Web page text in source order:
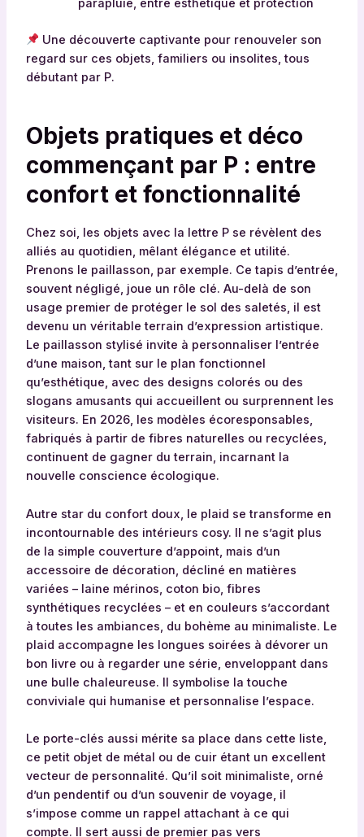
parapluie, entre esthétique et protection
Une découverte captivante pour renouveler son
regard sur ces objets, familiers ou insolites, tous
débutant par P.
Objets pratiques et déco
commençant par P : entre
confort et fonctionnalité
Chez soi, les objets avec la lettre P se révèlent des
alliés au quotidien, mêlant élégance et utilité.
Prenons le paillasson, par exemple. Ce tapis d’entrée,
souvent négligé, joue un rôle clé. Au-delà de son
usage premier de protéger le sol des saletés, il est
devenu un véritable terrain d’expression artistique.
Le paillasson stylisé invite à personnaliser l’entrée
d’une maison, tant sur le plan fonctionnel
qu’esthétique, avec des designs colorés ou des
slogans amusants qui accueillent ou surprennent les
visiteurs. En 2026, les modèles écoresponsables,
fabriqués à partir de fibres naturelles ou recyclées,
continuent de gagner du terrain, incarnant la
nouvelle conscience écologique.
Autre star du confort doux, le plaid se transforme en
incontournable des intérieurs cosy. Il ne s’agit plus
de la simple couverture d’appoint, mais d’un
accessoire de décoration, décliné en matières
variées – laine mérinos, coton bio, fibres
synthétiques recyclées – et en couleurs s’accordant
à toutes les ambiances, du bohème au minimaliste. Le
plaid accompagne les longues soirées à dévorer un
bon livre ou à regarder une série, enveloppant dans
une bulle chaleureuse. Il symbolise la touche
conviviale qui humanise et personnalise l’espace.
Le porte-clés aussi mérite sa place dans cette liste,
ce petit objet de métal ou de cuir étant un excellent
vecteur de personnalité. Qu’il soit minimaliste, orné
d’un pendentif ou d’un souvenir de voyage, il
s’impose comme un rappel attachant à ce qui
compte. Il sert aussi de premier pas vers